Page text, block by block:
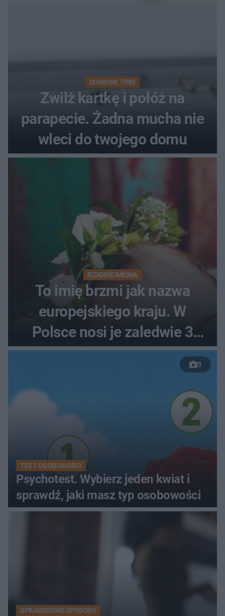
DOMOWE TRIKI
Zwilż kartkę i połóż na
parapecie. Żadna mucha nie
wleci do twojego domu
RZADKIE IMIONA
To imię brzmi jak nazwa
europejskiego kraju. W
Polsce nosi je zaledwie 3
kobiety
5
TEST OSOBOWOŚCI
Psychotest. Wybierz jeden kwiat i
sprawdź, jaki masz typ osobowości
SPRAWDZONE SPOSOBY